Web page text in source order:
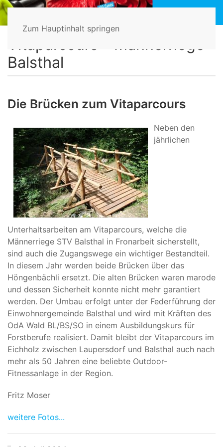
Zum Hauptinhalt springen
Home Vitaparcours Die Brücken zum Vitaparcours
Balsthal
Die Brücken zum Vitaparcours
Neben den
jährlichen
Unterhaltsarbeiten am Vitaparcours, welche die
Männerriege STV Balsthal in Fronarbeit sicherstellt,
sind auch die Zugangswege ein wichtiger Bestandteil.
In diesem Jahr werden beide Brücken über das
Höngenbächli ersetzt. Die alten Brücken waren marode
und dessen Sicherheit konnte nicht mehr garantiert
werden. Der Umbau erfolgt unter der Federführung der
Einwohnergemeinde Balsthal und wird mit Kräften des
OdA Wald BL/BS/SO in einem Ausbildungskurs für
Forstberufe realisiert. Damit bleibt der Vitaparcours im
Eichholz zwischen Laupersdorf und Balsthal auch nach
mehr als 50 Jahren eine beliebte Outdoor-
Fitnessanlage in der Region.
Fritz Moser
weitere Fotos...